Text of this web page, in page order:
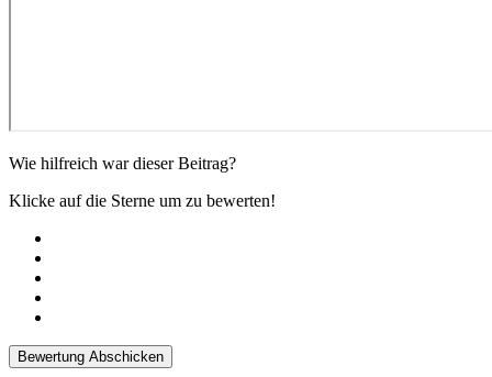
Wie hilfreich war dieser Beitrag?
Klicke auf die Sterne um zu bewerten!
Bewertung Abschicken